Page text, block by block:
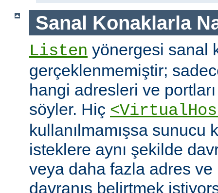
Sanal Konaklarla
Listen yönergesi sanal
gerçeklenmemiştir;
hangi adresleri ve
söyler. Hiç
kullanılmamışsa sunucu
isteklere aynı şekilde
veya daha fazla adres ve
davranış belirtmek